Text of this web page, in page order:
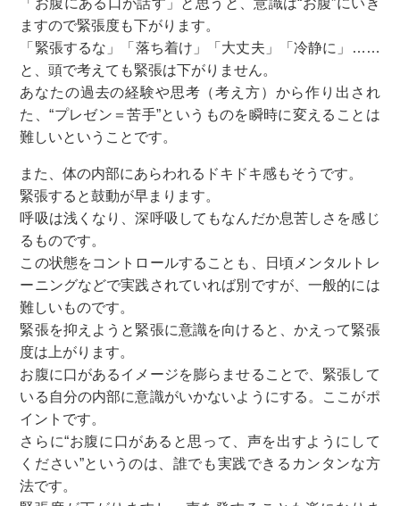
「お腹にある口が話す」と思うと、意識は“お腹”にいき
ますので緊張度も下がります。
「緊張するな」「落ち着け」「大丈夫」「冷静に」……
と、頭で考えても緊張は下がりません。
あなたの過去の経験や思考（考え方）から作り出され
た、“プレゼン＝苦手”というものを瞬時に変えることは
難しいということです。
また、体の内部にあらわれるドキドキ感もそうです。
緊張すると鼓動が早まります。
呼吸は浅くなり、深呼吸してもなんだか息苦しさを感じ
るものです。
この状態をコントロールすることも、日頃メンタルトレ
ーニングなどで実践されていれば別ですが、一般的には
難しいものです。
緊張を抑えようと緊張に意識を向けると、かえって緊張
度は上がります。
お腹に口があるイメージを膨らませることで、緊張して
いる自分の内部に意識がいかないようにする。ここがポ
イントです。
さらに“お腹に口があると思って、声を出すようにして
ください”というのは、誰でも実践できるカンタンな方
法です。